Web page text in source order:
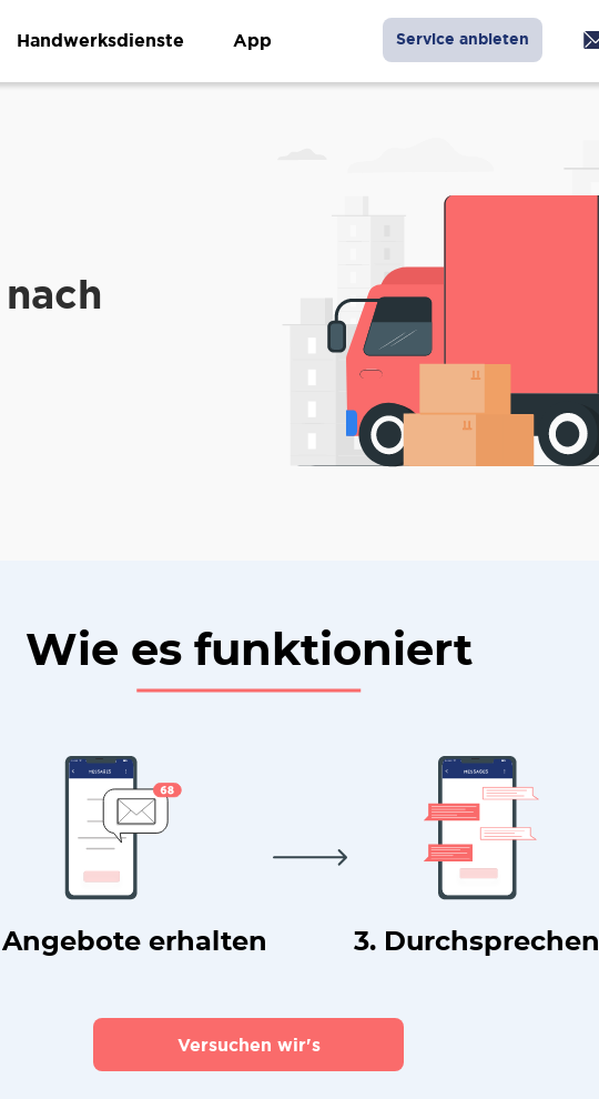
Handwerksdienste App Service anbieten
Wie es funktioniert
Angebote erhalten 3. Durchsprechen
Versuchen wir's